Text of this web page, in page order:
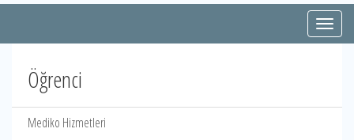
Öğrenci
Mediko Hizmetleri